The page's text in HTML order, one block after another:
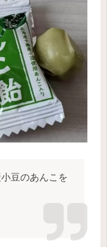
豆のあんこを